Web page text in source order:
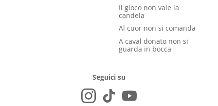
Il gioco non vale la
candela
Al cuor non si comanda
A caval donato non si
guarda in bocca
Seguici su